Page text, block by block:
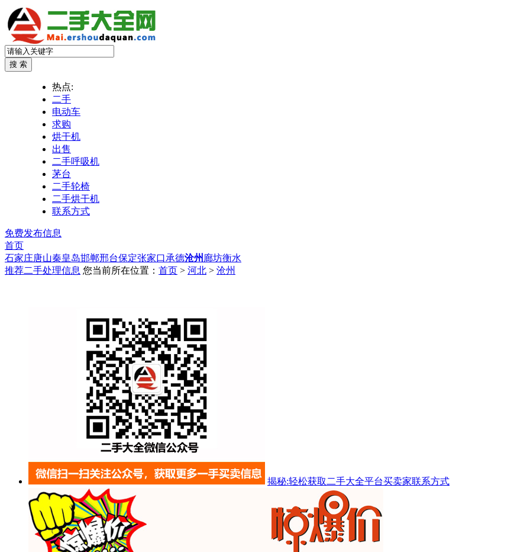
热点:
二手
电动车
求购
烘干机
出售
二手呼吸机
茅台
二手轮椅
二手烘干机
联系方式
免费发布信息
首页
石家庄唐山秦皇岛邯郸邢台保定张家口承德沧州 廊坊衡水
推荐二手处理信息 您当前所在位置： 首页 > 河北 > 沧州
揭秘:轻松获取二手大全平台买卖家联系方式